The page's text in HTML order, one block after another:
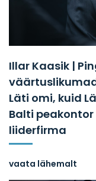
Illar Kaasik |
Läti omi, kuid
Balti
liiderfirma
vaata lähemalt